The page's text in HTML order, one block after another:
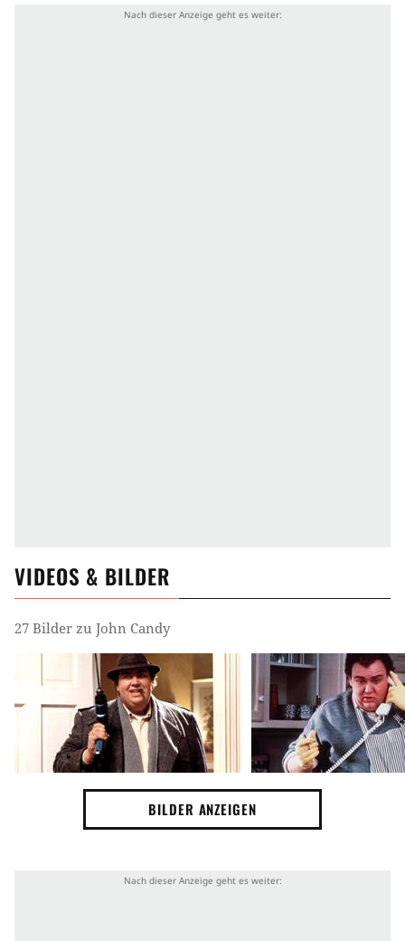
VIDEOS & BILDER
27 Bilder zu John Candy
BILDER ANZEIGEN